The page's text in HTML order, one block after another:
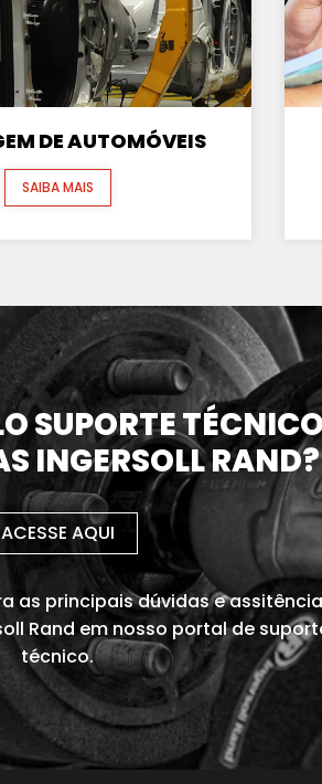
DE AUTOMÓVEIS
SAIBA MAIS
SUPORTE
INGERSOLL RAND?
ACESSE AQUI
as principais dúvidas e assitência
Rand em nosso portal de
técnico.